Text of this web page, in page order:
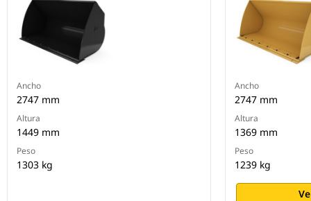
Ancho
2747 mm
Altura
1449 mm
Peso
1303 kg
Ancho
2747 mm
Altura
1369 mm
Peso
1239 kg